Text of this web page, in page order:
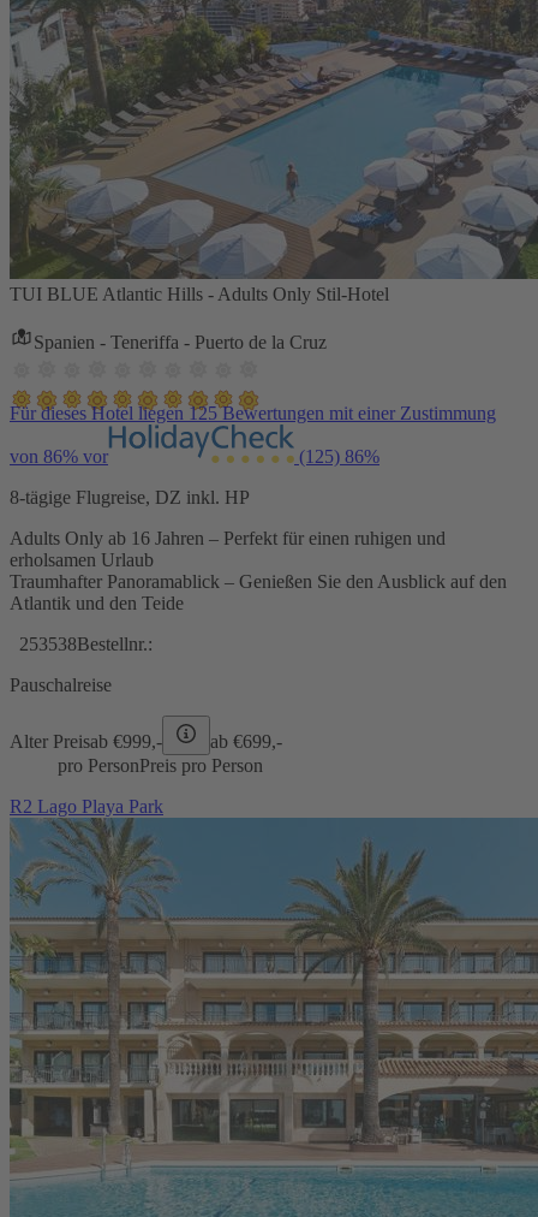
TUI BLUE Atlantic Hills - Adults Only Stil-Hotel
Spanien - Teneriffa - Puerto de la Cruz
Für dieses Hotel liegen 125 Bewertungen mit einer Zustimmung
von 86% vor (125) 86%
8-tägige Flugreise, DZ inkl. HP
Adults Only ab 16 Jahren – Perfekt für einen ruhigen und
erholsamen Urlaub
Traumhafter Panoramablick – Genießen Sie den Ausblick auf den
Atlantik und den Teide
253538Bestellnr.:
Pauschalreise
Alter Preisab €999,- ab €699,-
pro PersonPreis pro Person
R2 Lago Playa Park